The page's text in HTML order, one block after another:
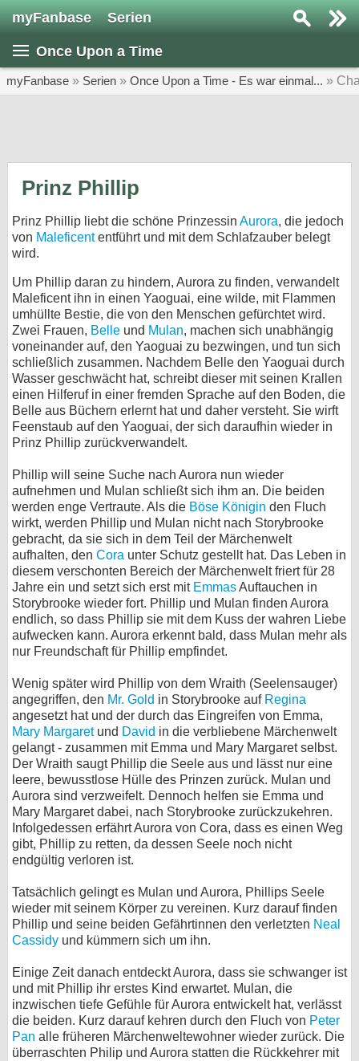
myFanbase Serien
Once Upon a Time
myFanbase » Serien » Once Upon a Time - Es war einmal... »
Prinz Phillip
Prinz Phillip liebt die schöne Prinzessin Aurora, die jedoch
von Maleficententführt und mit dem Schlafzauber belegt
wird.
Um Phillip daran zu hindern, Aurora zu finden, verwandelt
Maleficent ihn in einen Yaoguai, eine wilde, mit Flammen
umhüllte Bestie, die von den Menschen gefürchtet wird.
Zwei Frauen, Belle und Mulan, machen sich unabhängig
voneinander auf, den Yaoguai zu bezwingen, und tun sich
schließlich zusammen. Nachdem Belle den Yaoguai durch
Wasser geschwächt hat, schreibt dieser mit seinen Krallen
einen Hilferuf in einer fremden Sprache auf den Boden, die
Belle aus Büchern erlernt hat und daher versteht. Sie wirft
Feenstaub auf den Yaoguai, der sich daraufhin wieder in
Prinz Phillip zurückverwandelt.
Phillip will seine Suche nach Aurora nun wieder
aufnehmen und Mulan schließt sich ihm an. Die beiden
werden enge Vertraute. Als die Böse Königin den Fluch
wirkt, werden Phillip und Mulan nicht nach Storybrooke
gebracht, da sie sich in dem Teil der Märchenwelt
aufhalten, den Cora unter Schutz gestellt hat. Das Leben in
diesem verschonten Bereich der Märchenwelt friert für 28
Jahre ein und setzt sich erst mit EmmasAuftauchen in
Storybrooke wieder fort. Phillip und Mulan finden Aurora
endlich, so dass Phillip sie mit dem Kuss der wahren Liebe
aufwecken kann. Aurora erkennt bald, dass Mulan mehr als
nur Freundschaft für Phillip empfindet.
Wenig später wird Phillip von dem Wraith (Seelensauger)
angegriffen, den Mr. Gold in Storybrooke auf Regina
angesetzt hat und der durch das Eingreifen von Emma,
Mary Margaretund David in die verbliebene Märchenwelt
gelangt - zusammen mit Emma und Mary Margaret selbst.
Der Wraith saugt Phillip die Seele aus und lässt nur eine
leere, bewusstlose Hülle des Prinzen zurück. Mulan und
Aurora sind verzweifelt. Dennoch helfen sie Emma und
Mary Margaret dabei, nach Storybrooke zurückzukehren.
Infolgedessen erfährt Aurora von Cora, dass es einen Weg
gibt, Phillip zu retten, da dessen Seele noch nicht
endgültig verloren ist.
Tatsächlich gelingt es Mulan und Aurora, Phillips Seele
wieder mit seinem Körper zu vereinen. Kurz darauf finden
Phillip und seine beiden Gefährtinnen den verletzten Neal
Cassidy und kümmern sich um ihn.
Einige Zeit danach entdeckt Aurora, dass sie schwanger ist
und mit Phillip ihr erstes Kind erwartet. Mulan, die
inzwischen tiefe Gefühle für Aurora entwickelt hat, verlässt
die beiden. Kurz darauf kehren durch den Fluch von Peter
Pan alle früheren Märchenweltewohner wieder zurück. Die
überraschten Philip und Aurora statten die Rückkehrer mit
Home
SERIEN
KULTUR
SERVICE
Gewinnspiele
Forum
bei X
bei Facebook
Kontakt
Nutzungsbedingungen
Datenschutz
Cookie-Einstellungen
Impressum
Desktop-Ansicht
myFanbase